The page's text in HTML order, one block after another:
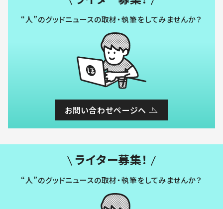
“人”のグッドニュースの取材・執筆をしてみませんか？
お問い合わせページへ
ライター募集！
“人”のグッドニュースの取材・執筆をしてみませんか？